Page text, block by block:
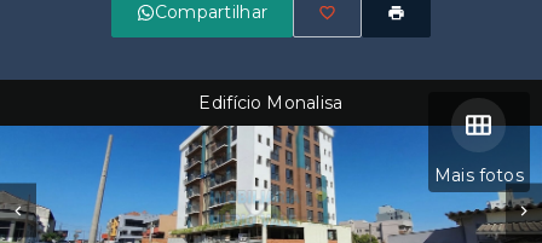
Compartilhar
Mais fotos
Edifício Monalisa